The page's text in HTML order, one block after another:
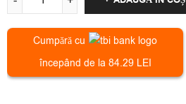
Cumpără cu
începând de la 84.29 LEI